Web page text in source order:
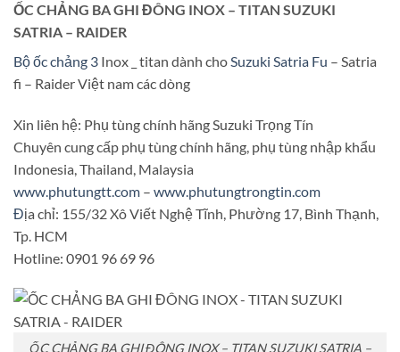
ỐC CHẢNG BA GHI ĐÔNG INOX – TITAN SUZUKI
SATRIA – RAIDER
Bộ ốc chảng 3 Inox _ titan dành choSuzuki Satria Fu – Satria
fi – Raider Việt nam các dòng
Xin liên hệ: Phụ tùng chính hãng Suzuki Trọng Tín
Chuyên cung cấp phụ tùng chính hãng, phụ tùng nhập khẩu
Indonesia, Thailand, Malaysia
www.phutungtt.com – www.phutungtrongtin.com
Địa chỉ: 155/32 Xô Viết Nghệ Tĩnh, Phường 17, Bình Thạnh,
Tp. HCM
Hotline: 0901 96 69 96
ỐC CHẢNG BA GHI ĐÔNG INOX – TITAN SUZUKI SATRIA –